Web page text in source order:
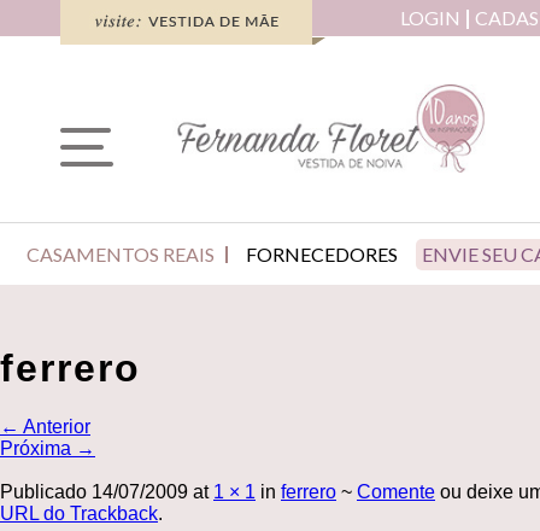
LOGIN
CASAMENTOS REAIS FORNECEDORES ENVIE SEU
ferrero
← Anterior
Próxima →
Publicado 14/07/2009 at 1 × 1 in ferrero ~ Comente ou deixe
URL do Trackback.